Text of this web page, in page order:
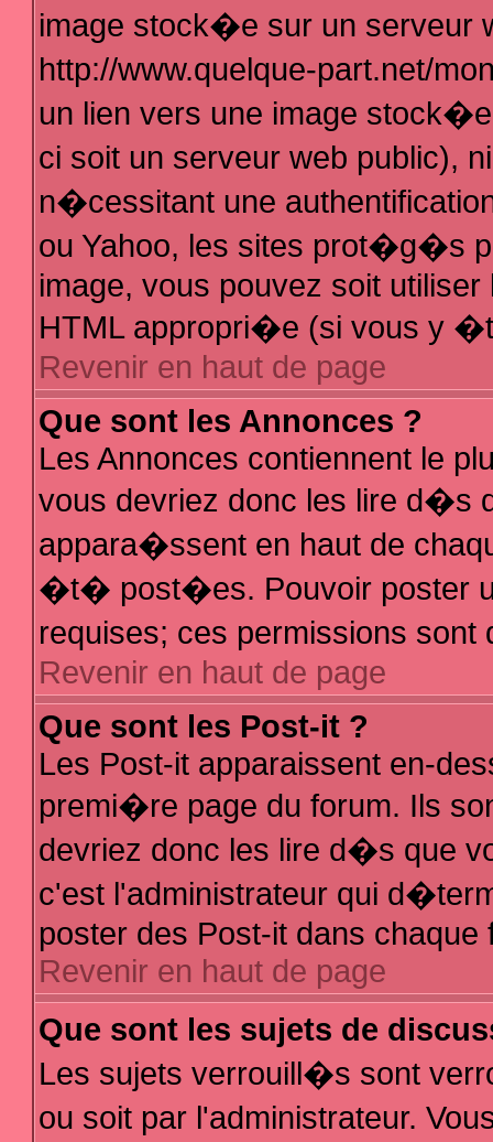
image stock�e sur un serveur
http://www.quelque-part.net/
un lien vers une image
ci soit un serveur web public),
n�cessitant une
ou Yahoo, les sites prot�g�s
image, vous pouvez soit
HTML appropri�e (si vous y
Revenir en haut de page
Que sont les Annonces ?
Les Annonces contiennent le
vous devriez donc les lire d�s
appara�ssent en haut de
�t� post�es. Pouvoir poster
requises; ces permissions
Revenir en haut de page
Que sont les Post-it ?
Les Post-it apparaissent en-
premi�re page du forum. Ils
devriez donc les lire d�s que
c'est l'administrateur qui
poster des Post-it dans chaque
Revenir en haut de page
Que sont les sujets de
Les sujets verrouill�s sont
ou soit par l'administrateur.